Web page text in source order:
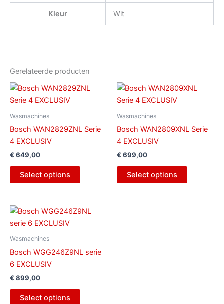
Kleur Wit
Gerelateerde producten
Wasmachines
Bosch WAN2829ZNL Serie
4 EXCLUSIV
€ 649,00
Select options
Wasmachines
Bosch WAN2809XNL Serie
4 EXCLUSIV
€ 699,00
Select options
Wasmachines
Bosch WGG246Z9NL serie
6 EXCLUSIV
€ 899,00
Select options